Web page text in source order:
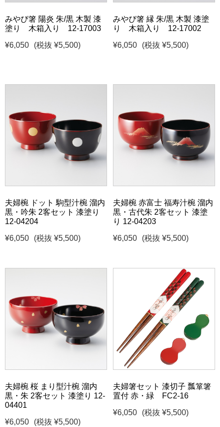
みやび箸 陽炎 朱/黒 木製 漆
塗り 木箱入り 12-17003
¥6,050
(税抜 ¥5,500)
みやび箸 縁 朱/黒 木製 漆塗
り 木箱入り 12-17002
¥6,050
(税抜 ¥5,500)
夫婦椀 ドット 駒型汁椀 溜内
黒・吟朱 2客セット 漆塗り
12-04204
¥6,050
(税抜 ¥5,500)
夫婦椀 赤富士 福寿汁椀 溜内
黒・古代朱 2客セット 漆塗
り 12-04203
¥6,050
(税抜 ¥5,500)
夫婦椀 桜 まり型汁椀 溜内
黒・朱 2客セット 漆塗り 12-
04401
¥6,050
(税抜 ¥5,500)
夫婦箸セット 漆切子 瓢箪箸
置付 赤・緑 FC2-16
¥6,050
(税抜 ¥5,500)